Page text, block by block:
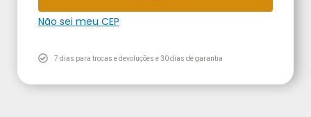
Não sei meu CEP
7 dias para trocas e devoluções e 30 dias de garantia